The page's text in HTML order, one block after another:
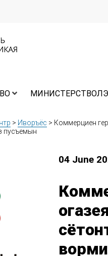
> Иворъёс > Коммерциен
пусъемын
04 June